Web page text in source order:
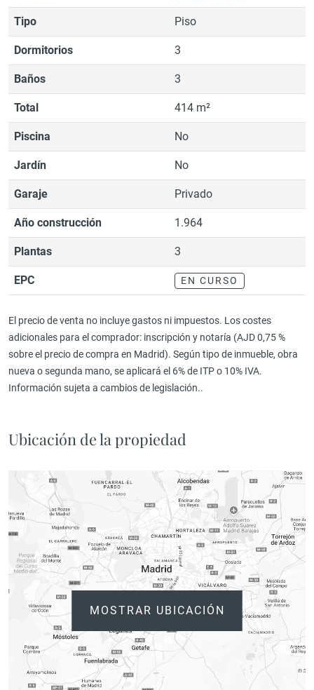
Tipo Piso
Dormitorios 3
Baños 3
Total 414 m²
Piscina No
Jardín No
Garaje Privado
Año construcción 1.964
Plantas 3
EPC EN CURSO
El precio de venta no incluye gastos ni impuestos. Los costes
adicionales para el comprador: inscripción y notaría (AJD 0,75 %
sobre el precio de compra en Madrid). Según tipo de inmueble, obra
nueva o segunda mano, se aplicará el 6% de ITP o 10% IVA.
Información sujeta a cambios de legislación..
Ubicación de la propiedad
MOSTRAR UBICACIÓN